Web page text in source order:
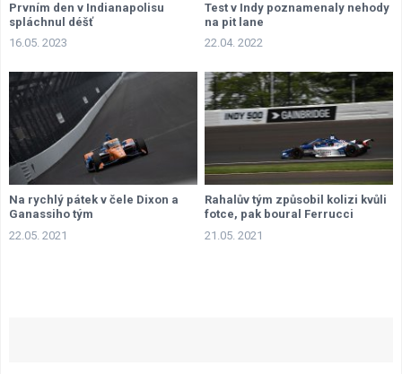
Prvním den v Indianapolisu
spláchnul déšť
16.05. 2023
Test v Indy poznamenaly nehody
na pit lane
22.04. 2022
Na rychlý pátek v čele Dixon a
Ganassiho tým
22.05. 2021
Rahalův tým způsobil kolizi kvůli
fotce, pak boural Ferrucci
21.05. 2021